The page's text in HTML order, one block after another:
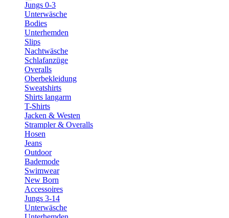
Jungs 0-3
Unterwäsche
Bodies
Unterhemden
Slips
Nachtwäsche
Schlafanzüge
Overalls
Oberbekleidung
Sweatshirts
Shirts langarm
T-Shirts
Jacken & Westen
Strampler & Overalls
Hosen
Jeans
Outdoor
Bademode
Swimwear
New Born
Accessoires
Jungs 3-14
Unterwäsche